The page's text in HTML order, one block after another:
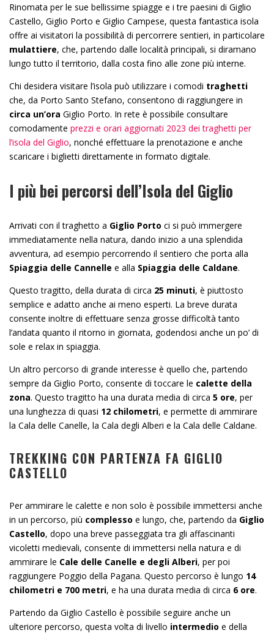
Rinomata per le sue bellissime spiagge e i tre paesini di Giglio
Castello, Giglio Porto e Giglio Campese, questa fantastica isola
offre ai visitatori la possibilità di percorrere sentieri, in particolare
mulattiere, che, partendo dalle località principali, si diramano
lungo tutto il territorio, dalla costa fino alle zone più interne.
Chi desidera visitare l’isola può utilizzare i comodi traghetti
che, da Porto Santo Stefano, consentono di raggiungere in
circa un’ora Giglio Porto. In rete è possibile consultare
comodamente prezzi e orari aggiornati 2023 dei traghetti per
l’isola del Giglio, nonché effettuare la prenotazione e anche
scaricare i biglietti direttamente in formato digitale.
I più bei percorsi dell’Isola del Giglio
Arrivati con il traghetto a Giglio Porto ci si può immergere
immediatamente nella natura, dando inizio a una splendida
avventura, ad esempio percorrendo il sentiero che porta alla
Spiaggia delle Cannelle e alla Spiaggia delle Caldane.
Questo tragitto, della durata di circa 25 minuti, è piuttosto
semplice e adatto anche ai meno esperti. La breve durata
consente inoltre di effettuare senza grosse difficoltà tanto
l’andata quanto il ritorno in giornata, godendosi anche un po’ di
sole e relax in spiaggia.
Un altro percorso di grande interesse è quello che, partendo
sempre da Giglio Porto, consente di toccare le calette della
zona. Questo tragitto ha una durata media di circa 5 ore, per
una lunghezza di quasi 12 chilometri, e permette di ammirare
la Cala delle Canelle, la Cala degli Alberi e la Cala delle Caldane.
TREKKING CON PARTENZA FA GIGLIO
CASTELLO
Per ammirare le calette e non solo è possibile immettersi anche
in un percorso, più complesso e lungo, che, partendo da Giglio
Castello, dopo una breve passeggiata tra gli affascinanti
vicoletti medievali, consente di immettersi nella natura e di
ammirare le Cale delle Canelle e degli Alberi, per poi
raggiungere Poggio della Pagana. Questo percorso è lungo 14
chilometri e 700 metri, e ha una durata media di circa 6 ore.
Partendo da Giglio Castello è possibile seguire anche un
ulteriore percorso, questa volta di livello intermedio e della